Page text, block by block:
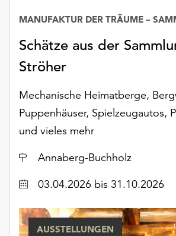
Ihr
weiterhin
ausgeführt.
Sie
die
verwendeten
Cookies
anpassen,
erreichen
Sie
die
Einstellungen
über
Schätze aus der
Ströher
Mechanische Heimatberge,
Puppenhäuser, Spielzeugautos,
und vieles mehr
Ort
Annaberg-Buchholz
Datum03.04.2026 bis 31.10.2026
AUSSTELLUNGEN